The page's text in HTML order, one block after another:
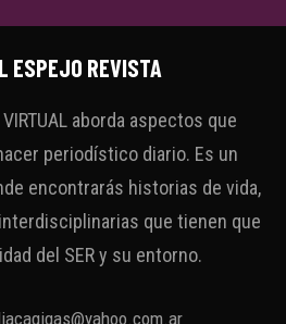
ESPEJO REVISTA
VIRTUAL aborda aspectos que
periodístico diario. Es un
encontrarás historias de vida,
que tienen que
del SER y su entorno.